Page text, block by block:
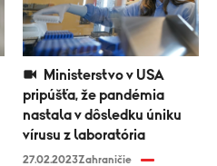
pripúšťa, že pandémia
nastala v dôsledku úniku
vírusu z laboratória
27.02.2023Zahraničie